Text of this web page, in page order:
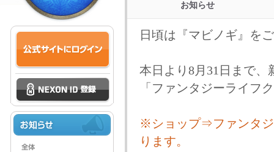
お知らせ
日頃は『マビノギ』を
本日より8月31日まで
「ファンタジーライフ
※ショップ⇒ファンタジ
ります。